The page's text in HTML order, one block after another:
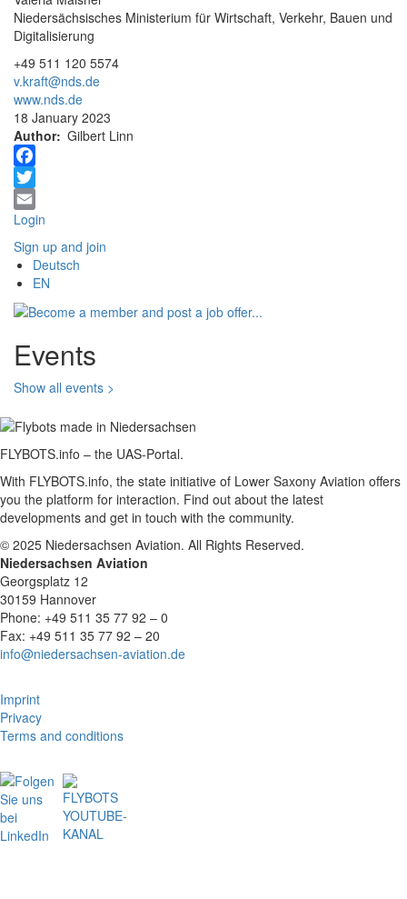
Niedersächsisches Ministerium für Wirtschaft, Verkehr, Bauen und
Digitalisierung
+49 511 120 5574
v.kraft@nds.de
www.nds.de
18 January 2023
Author Gilbert Linn
Facebook
Twitter
Email
Login
Sign up and join
Deutsch
EN
Events
Show all events >
FLYBOTS.info – the UAS-Portal.
With FLYBOTS.info, the state initiative of Lower Saxony Aviation offers
you the platform for interaction. Find out about the latest
developments and get in touch with the community.
© 2025 Niedersachsen Aviation. All Rights Reserved.
Niedersachsen Aviation
Georgsplatz 12
30159 Hannover
Phone: +49 511 35 77 92 – 0
Fax: +49 511 35 77 92 – 20
info@niedersachsen-aviation.de
Imprint
Privacy
Terms and conditions